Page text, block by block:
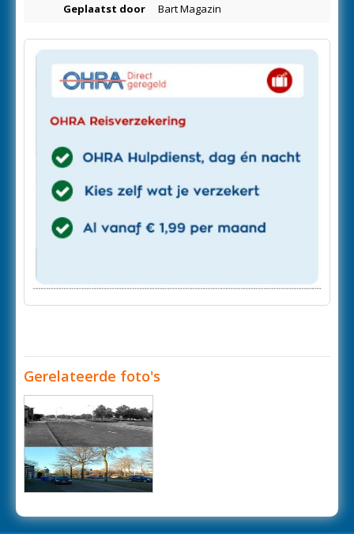
Geplaatst door Bart Magazin
Gerelateerde foto's